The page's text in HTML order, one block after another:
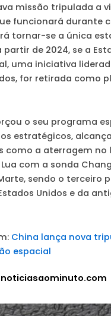
missão tripulada a
funcionará durante
tornar-se a única
de 2024, se a
uma iniciativa
for retirada como
o seu programa
estratégicos,
como a aterragem no
com a sonda
sendo o terceiro
Unidos e da
China lança nova
espacial